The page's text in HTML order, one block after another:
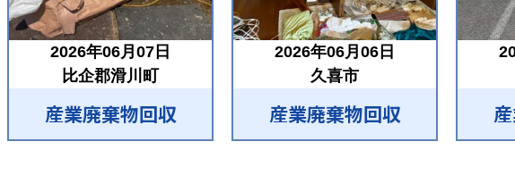
2026年06月07日
比企郡滑川町
産業廃棄物回収
2026年06月06日
久喜市
産業廃棄物回収